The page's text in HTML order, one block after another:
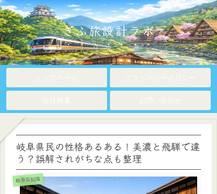
ぎふ旅設計ラボ
岐阜県民の性格あるある！美濃と飛騨で違
う？誤解されがちな点も整理
岐阜豆知識